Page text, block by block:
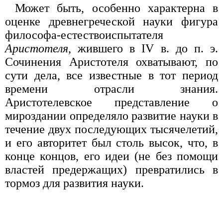
Может быть, особенно характерна в
оценке древнегреческой науки фигура
философа-естествоиспытателя
Аристотеля, жившего в IV в. до п. э.
Сочинения Аристотеля охватывают, по
сути дела, все известные в тот период
времени отрасли знания.
Аристотелевское представление о
мироздании определяло развитие науки в
течение двух последующих тысячелетий,
и его авторитет был столь высок, что, в
конце концов, его идеи (не без помощи
властей предержащих) превратились в
тормоз для развития науки.